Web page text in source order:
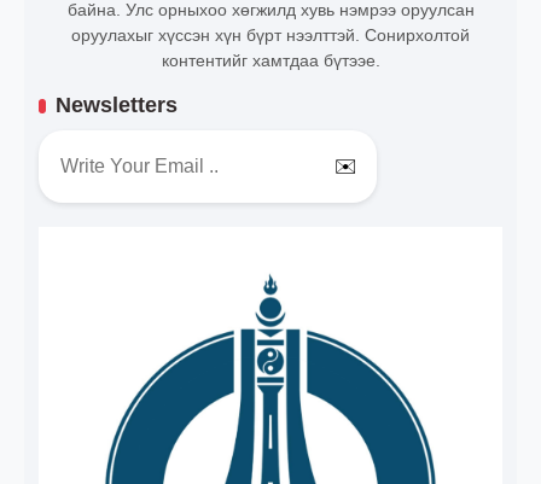
байна. Улс орныхоо хөгжилд хувь нэмрээ оруулсан
оруулахыг хүссэн хүн бүрт нээлттэй. Сонирхолтой
контентийг хамтдаа бүтээе.
Newsletters
✉️